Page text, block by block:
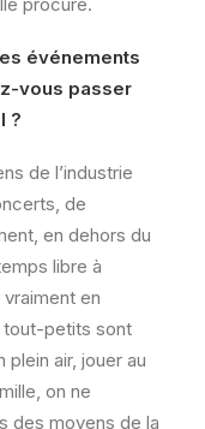
événements
vous passer
?
de l’industrie
de
en dehors du
libre à
en
tout-petits sont
air, jouer au
on ne
des moyens de la